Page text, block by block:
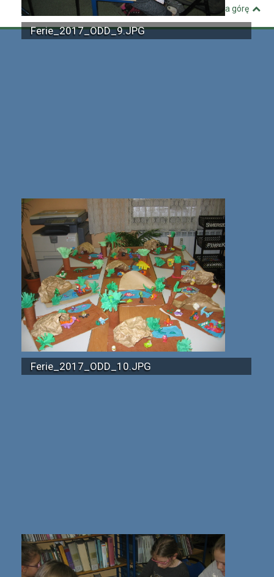
Ferie_2017_ODD_9.JPG
Ferie_2017_ODD_10.JPG
Wróć na górę